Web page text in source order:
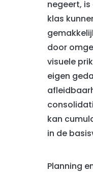
negeert,
klas
door
visuele
eigen
kan
in de
Planning